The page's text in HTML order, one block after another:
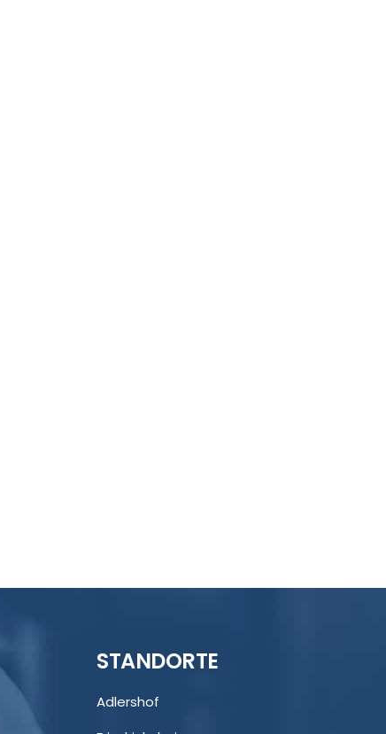
STANDORTE
Adlershof